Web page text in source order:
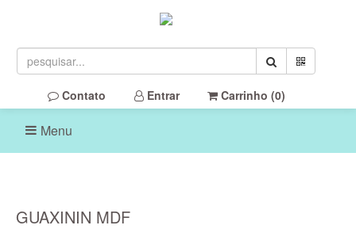
Contato Entrar Carrinho (0)
Menu
GUAXININ MDF